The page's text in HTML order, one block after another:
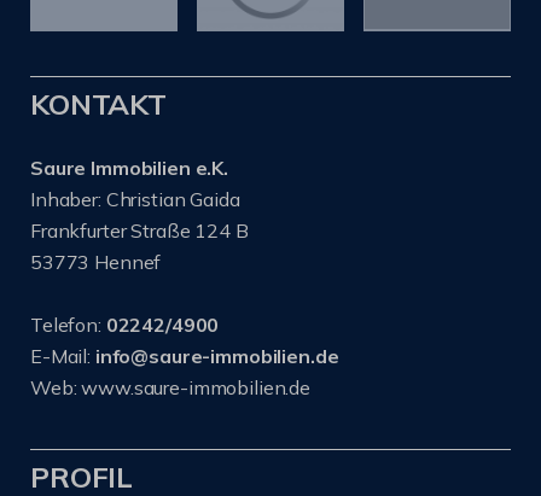
KONTAKT
Saure Immobilien e.K.
Inhaber: Christian Gaida
Frankfurter Straße 124 B
53773 Hennef
Telefon: 02242/4900
E-Mail: info@saure-immobilien.de
Web: www.saure-immobilien.de
PROFIL